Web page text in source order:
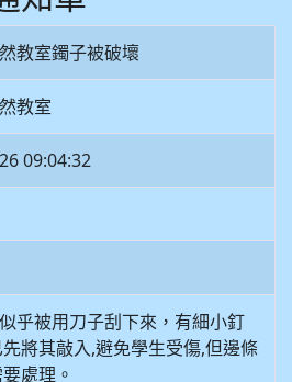
教室鐲子被破壞
教室
09:04:32
乎被用刀子刮下來，有細小釘
將其敲入,避免學生受傷,但邊條
處理。